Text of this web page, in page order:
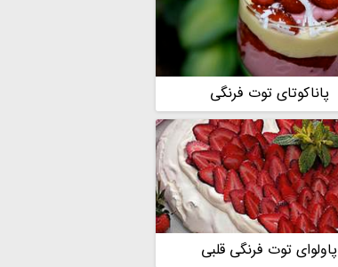
پاناکوتای توت فرنگی
پاولوای توت فرنگی قلبی